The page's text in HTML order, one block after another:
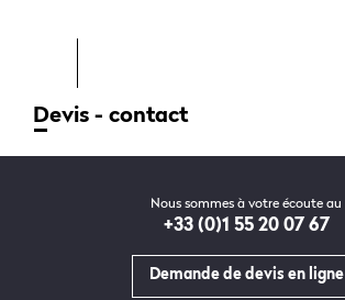
Devis - contact
Nous sommes à votre écoute au
+33 (0)1 55 20 07 67
Demande de devis en ligne